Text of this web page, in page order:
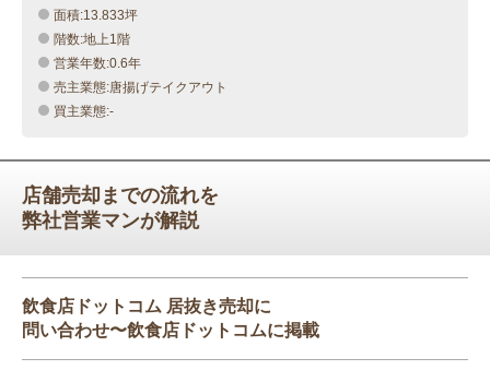
面積:13.833坪
階数:地上1階
営業年数:0.6年
売主業態:唐揚げテイクアウト
買主業態:-
店舗売却までの流れを
弊社営業マンが解説
飲食店ドットコム 居抜き売却に
問い合わせ〜飲食店ドットコムに掲載